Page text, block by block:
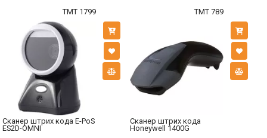
TMT 1799
TMT 789
Сканер штрих кода E-PoS
ES2D-OMNI
Сканер штрих кода
Honeywell 1400G